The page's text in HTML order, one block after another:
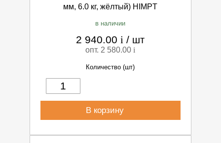
мм, 6.0 кг, жёлтый) HIMPT
в наличии
2 940.00i / шт
опт. 2 580.00i
Количество (шт)
В корзину